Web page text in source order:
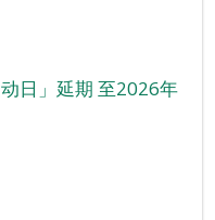
日」延期 至2026年